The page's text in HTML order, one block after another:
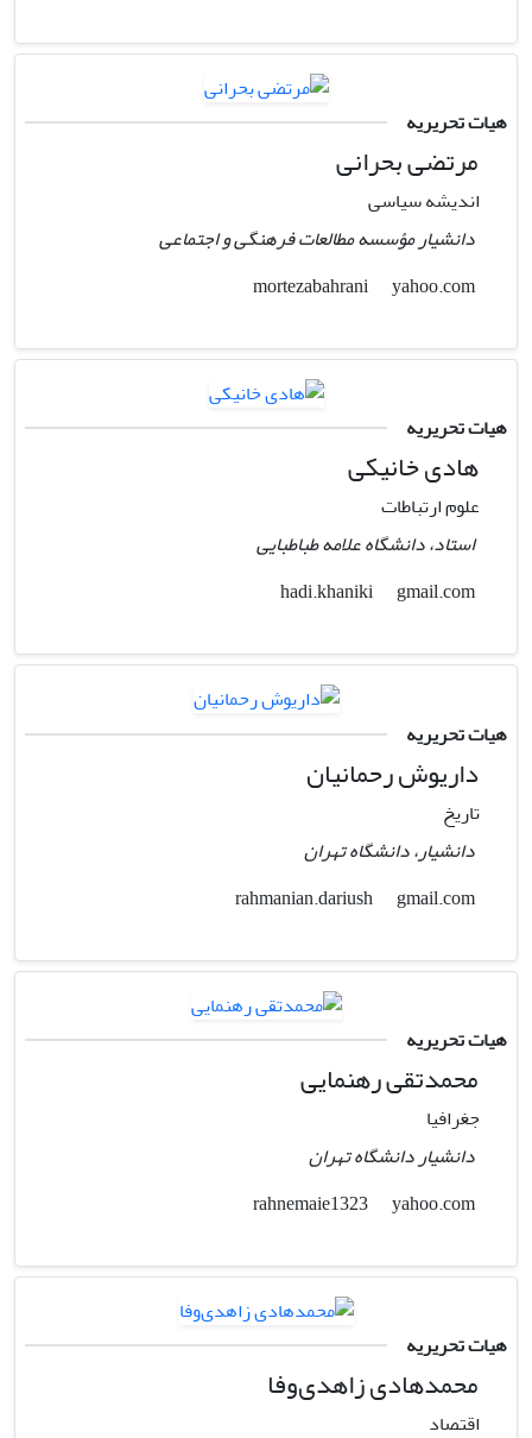
هیات تحریریه
مرتضی بحرانی
اندیشه سیاسی
دانشیار مؤسسه مطالعات فرهنگی و اجتماعی
yahoo.com
هیات تحریریه
هادی خانیکی
علوم ارتباطات
استاد، دانشگاه علامه طباطبایی
gmail.com
هیات تحریریه
داریوش رحمانیان
تاریخ
دانشیار، دانشگاه تهران
gmail.com
هیات تحریریه
محمدتقی رهنمایی
جغرافیا
دانشیار دانشگاه تهران
yahoo.com
هیات تحریریه
محمدهادی زاهدی‌وفا
اقتصاد